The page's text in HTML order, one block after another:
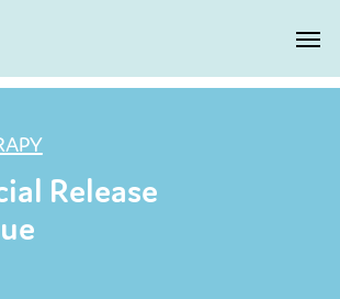
Menu
Release